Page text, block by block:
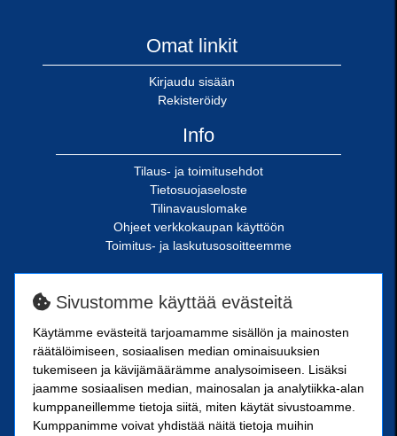
Omat linkit
Kirjaudu sisään
Rekisteröidy
Info
Tilaus- ja toimitusehdot
Tietosuojaseloste
Tilinavauslomake
Ohjeet verkkokaupan käyttöön
Toimitus- ja laskutusosoitteemme
SN-Kiinnike Oy
Riimukatu 18
20380 Turku
SN-Kiinnike Tampere Oy
Kuoppamäentie 10
33800 Tampere
Sivustomme käyttää evästeitä
Käytämme evästeitä tarjoamamme sisällön ja mainosten
räätälöimiseen, sosiaalisen median ominaisuuksien
tukemiseen ja kävijämäärämme analysoimiseen. Lisäksi
jaamme sosiaalisen median, mainosalan ja analytiikka-alan
kumppaneillemme tietoja siitä, miten käytät sivustoamme.
Kumppanimme voivat yhdistää näitä tietoja muihin